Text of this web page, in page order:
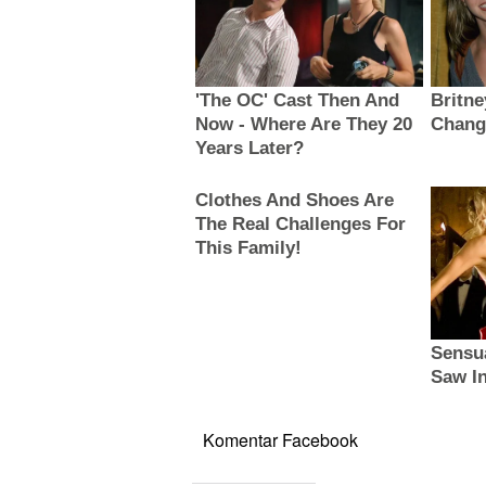
Komentar Facebook